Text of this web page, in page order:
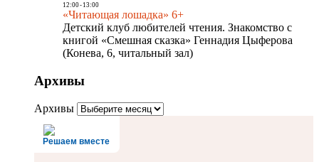
12:00- 13:00
«Читающая лошадка» 6+
Детский клуб любителей чтения. Знакомство с
книгой «Смешная сказка» Геннадия Цыферова
(Конева, 6, читальный зал)
Архивы
Архивы
Решаем вместе